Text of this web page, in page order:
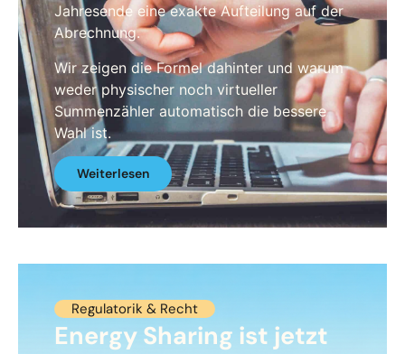
Jahresende eine exakte Aufteilung auf der
Abrechnung.
Wir zeigen die Formel dahinter und warum
weder physischer noch virtueller
Summenzähler automatisch die bessere
Wahl ist.
Weiterlesen
Regulatorik & Recht
Energy Sharing ist jetzt